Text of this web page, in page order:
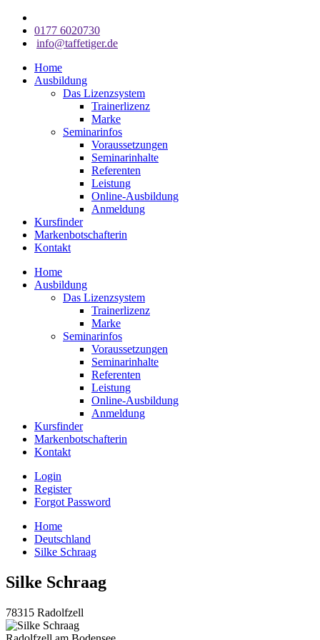
0177 6020730
info@taffetiger.de
Home
Ausbildung
Das Lizenzsystem
Trainerlizenz
Marke
Seminarinfos
Voraussetzungen
Seminarinhalte
Referenten
Leistung
Online-Ausbildung
Anmeldung
Kursfinder
Markenbotschafterin
Kontakt
Home
Ausbildung
Das Lizenzsystem
Trainerlizenz
Marke
Seminarinfos
Voraussetzungen
Seminarinhalte
Referenten
Leistung
Online-Ausbildung
Anmeldung
Kursfinder
Markenbotschafterin
Kontakt
Login
Register
Forgot Password
Home
Deutschland
Silke Schraag
Silke Schraag
78315 Radolfzell